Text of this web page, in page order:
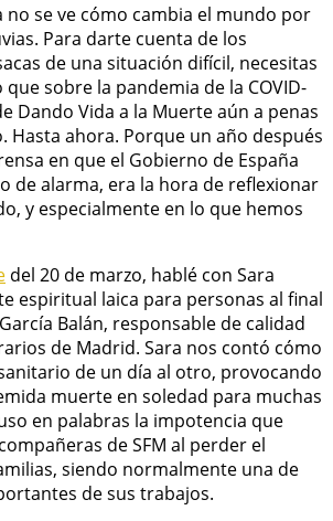
no se ve cómo cambia el mundo por
Para darte cuenta de los
de una situación difícil, necesitas
sobre la pandemia de la COVID-
Dando Vida a la Muerte aún a penas
Hasta ahora. Porque un año después
en que el Gobierno de España
de alarma, era la hora de reflexionar
y especialmente en lo que hemos
del 20 de marzo, hablé con Sara
espiritual laica para personas al final
Balán, responsable de calidad
de Madrid. Sara nos contó cómo
de un día al otro, provocando
muerte en soledad para muchas
en palabras la impotencia que
de SFM al perder el
siendo normalmente una de
de sus trabajos.